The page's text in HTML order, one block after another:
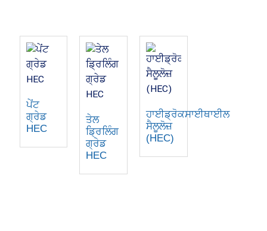
ਪੇਂਟ
ਗ੍ਰੇਡ
HEC
ਤੇਲ
ਡ੍ਰਿਲਿੰਗ
ਗ੍ਰੇਡ
HEC
ਹਾਈਡ੍ਰੋਕਸਾਈਥਾਈਲ
ਸੈਲੂਲੋਜ਼
(HEC)